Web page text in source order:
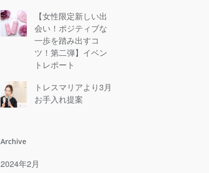
【女性限定新しい出
会い！ポジティブな
一歩を踏み出すコ
ツ！第二弾】イベン
トレポート
トレスマリアより3月
お手入れ提案
Archive
2024年2月